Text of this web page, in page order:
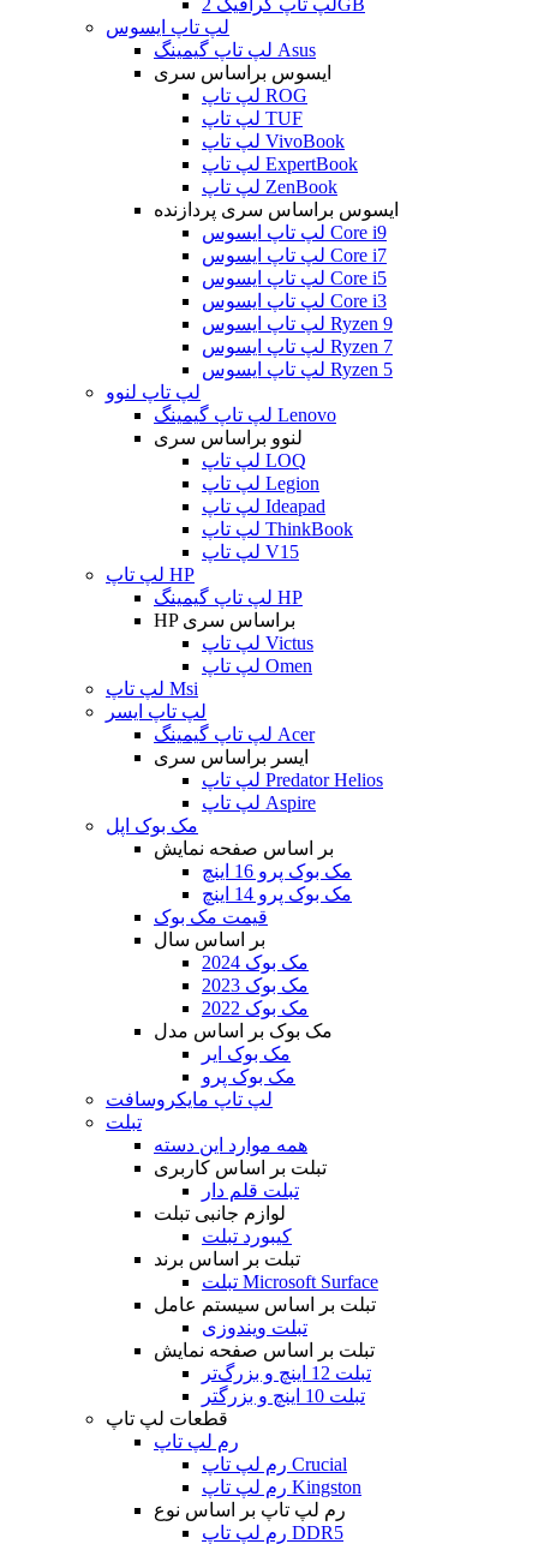
لپ تاپ گرافیک 2GB
لپ تاپ ایسوس
لپ تاپ گیمینگ Asus
ایسوس براساس سری
لپ تاپ ROG
لپ تاپ TUF
لپ تاپ VivoBook
لپ تاپ ExpertBook
لپ تاپ ZenBook
ایسوس براساس سری پردازنده
لپ تاپ ایسوس Core i9
لپ تاپ ایسوس Core i7
لپ تاپ ایسوس Core i5
لپ تاپ ایسوس Core i3
لپ تاپ ایسوس Ryzen 9
لپ تاپ ایسوس Ryzen 7
لپ تاپ ایسوس Ryzen 5
لپ تاپ لنوو
لپ تاپ گیمینگ Lenovo
لنوو براساس سری
لپ تاپ LOQ
لپ تاپ Legion
لپ تاپ Ideapad
لپ تاپ ThinkBook
لپ تاپ V15
لپ تاپ HP
لپ تاپ گیمینگ HP
HP براساس سری
لپ تاپ Victus
لپ تاپ Omen
لپ تاپ Msi
لپ تاپ ایسر
لپ تاپ گیمینگ Acer
ایسر براساس سری
لپ تاپ Predator Helios
لپ تاپ Aspire
مک بوک اپل
بر اساس صفحه نمایش
مک بوک پرو 16 اینچ
مک بوک پرو 14 اینچ
قیمت مک بوک
بر اساس سال
مک بوک 2024
مک بوک 2023
مک بوک 2022
مک بوک بر اساس مدل
مک بوک ایر
مک بوک پرو
لپ تاپ مایکروسافت
تبلت
همه موارد این دسته
تبلت بر اساس کاربری
تبلت قلم دار
لوازم جانبی تبلت
کیبورد تبلت
تبلت بر اساس برند
تبلت Microsoft Surface
تبلت بر اساس سیستم عامل
تبلت ویندوزی
تبلت بر اساس صفحه نمایش
تبلت 12 اینچ و بزرگ‌تر
تبلت 10 اینچ و بزرگتر
قطعات لپ تاپ
رم لپ تاپ
رم لپ تاپ Crucial
رم لپ تاپ Kingston
رم لپ تاپ بر اساس نوع
رم لپ تاپ DDR5